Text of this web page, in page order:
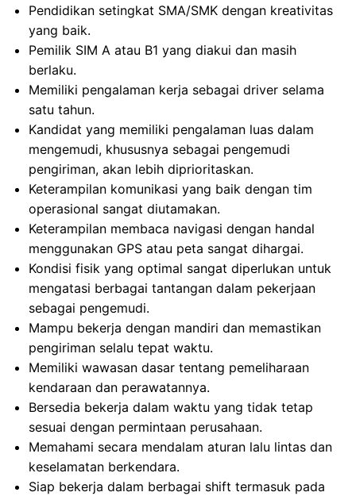
Pendidikan setingkat SMA/SMK dengan kreativitas
yang baik.
Pemilik SIM A atau B1 yang diakui dan masih
berlaku.
Memiliki pengalaman kerja sebagai driver selama
satu tahun.
Kandidat yang memiliki pengalaman luas dalam
mengemudi, khususnya sebagai pengemudi
pengiriman, akan lebih diprioritaskan.
Keterampilan komunikasi yang baik dengan tim
operasional sangat diutamakan.
Keterampilan membaca navigasi dengan handal
menggunakan GPS atau peta sangat dihargai.
Kondisi fisik yang optimal sangat diperlukan untuk
mengatasi berbagai tantangan dalam pekerjaan
sebagai pengemudi.
Mampu bekerja dengan mandiri dan memastikan
pengiriman selalu tepat waktu.
Memiliki wawasan dasar tentang pemeliharaan
kendaraan dan perawatannya.
Bersedia bekerja dalam waktu yang tidak tetap
sesuai dengan permintaan perusahaan.
Memahami secara mendalam aturan lalu lintas dan
keselamatan berkendara.
Siap bekerja dalam berbagai shift termasuk pada